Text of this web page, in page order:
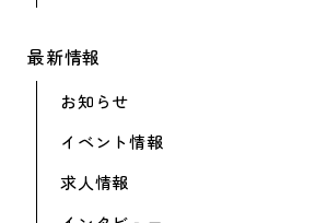
最新情報
お知らせ
イベント情報
求人情報